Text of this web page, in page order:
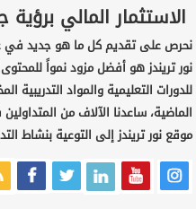
الاستثمار المالي برؤية
نحرص على تقديم كل ما هو جديد في
نور تريندز هو أفضل مزود نمواً
للدورات التعليمية والمواد
الماضية، ساعدنا الآلاف من
موقع نور تريندز إلى التوعية بنشاط